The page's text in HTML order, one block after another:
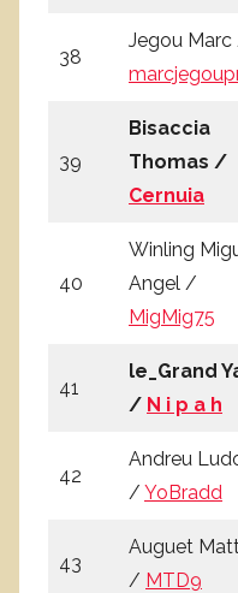
38
Jegou
39
Bisaccia
Thomas /
Cernuia
40
Winling
Angel /
MigMig75
41
le_Grand
/ N i p a h
42
Andreu
/ YoBradd
43
Auguet
/ MTD9